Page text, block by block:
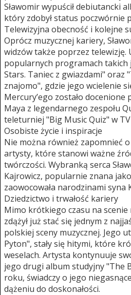
Sławomir wypuścił debiutancki
który zdobył status poczwórnie
Telewizyjna obecność i kolejne
Oprócz muzycznej kariery,
widzów także poprzez telewizję.
popularnych programach takich
Stars. Taniec z gwiazdami" oraz
znajomo", gdzie jego wcielenie
Mercury’ego zostało docenione
Maya z legendarnego zespołu
teleturniej "Big Music Quiz" w
Osobiste życie i inspiracje
Nie można również zapomnieć
artysty, które stanowi ważne
twórczości. Wybranką serca
Kajrowicz, popularnie znana
zaowocowała narodzinami syna
Dziedzictwo i trwałość kariery
Mimo krótkiego czasu na scenie
zdążył już stać się jednym z
polskiej sceny muzycznej. Jego
Pyton", stały się hitymi, które
weselach. Artysta kontynuuje
jego drugi album studyjny "The
roku, świadczy o jego
dążeniu do doskonałości.